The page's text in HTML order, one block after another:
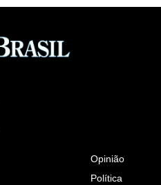
Opinião
Política